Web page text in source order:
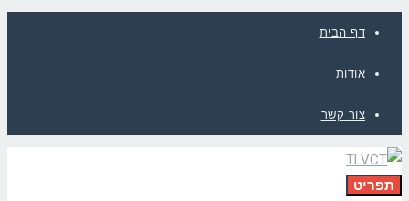
דף הבית
אודות
צור קשר
תפריט